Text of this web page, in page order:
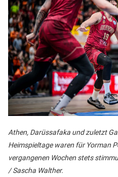
Athen, Darüssafaka und zuletzt
Heimspieltage waren für Yorman
vergangenen Wochen stets
/ Sascha Walther.